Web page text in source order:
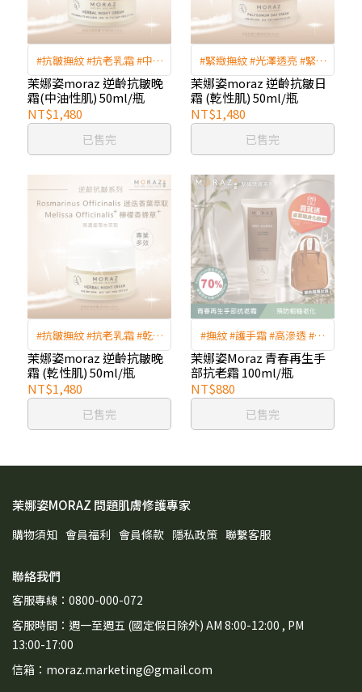
#抗皺撫紋 #抗老乳霜 #中油
肌保養 #緊緻霜
茉娜姿moraz 逆齡抗皺晚
霜(中油性肌) 50ml/瓶
NT$1,480
已售完
#緊緻撫紋 #光澤透亮 #緊緻
毛孔 #美肌
茉娜姿moraz 逆齡抗皺日
霜 (乾性肌) 50ml/瓶
NT$1,480
已售完
#抗皺撫紋 #抗老乳霜 #乾性
肌保養 #緊緻霜
茉娜姿moraz 逆齡抗皺晚
霜 (乾性肌) 50ml/瓶
NT$1,480
已售完
#撫紋 #護手霜 #高滲透 #滋
養 #手部修護
茉娜姿Moraz 青春再生手
部抗老霜 100ml/瓶
NT$880
已售完
茉娜姿MORAZ 問題肌膚修護專家
購物須知 會員福利 會員條款 隱私政策 聯繫客服
聯絡我們
客服專線：0800-000-072
客服時間：週一至週五 (國定假日除外) AM 8:00-12:00 , PM
13:00-17:00
信箱：moraz.marketing@gmail.com